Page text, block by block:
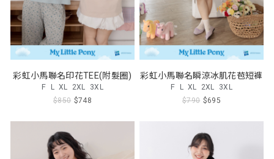
彩虹小馬聯名印花TEE(附髮圈)
F L XL 2XL 3XL
$850 $748
彩虹小馬聯名瞬涼冰肌花苞短褲
F L XL 2XL 3XL
$790 $695